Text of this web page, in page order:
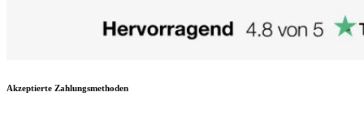
Akzeptierte Zahlungsmethoden